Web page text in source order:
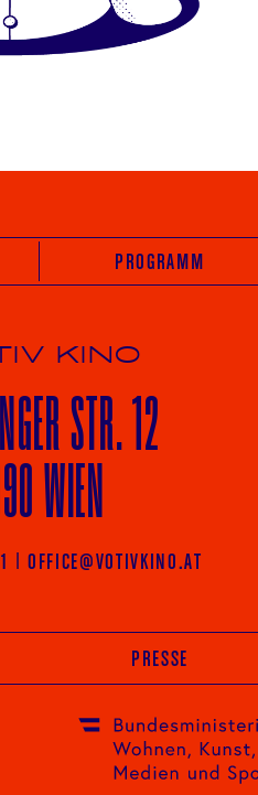
PROGRAMM
KINO
STR. 12
WIEN
| OFFICE@VOTIVKINO.AT
PRESSE